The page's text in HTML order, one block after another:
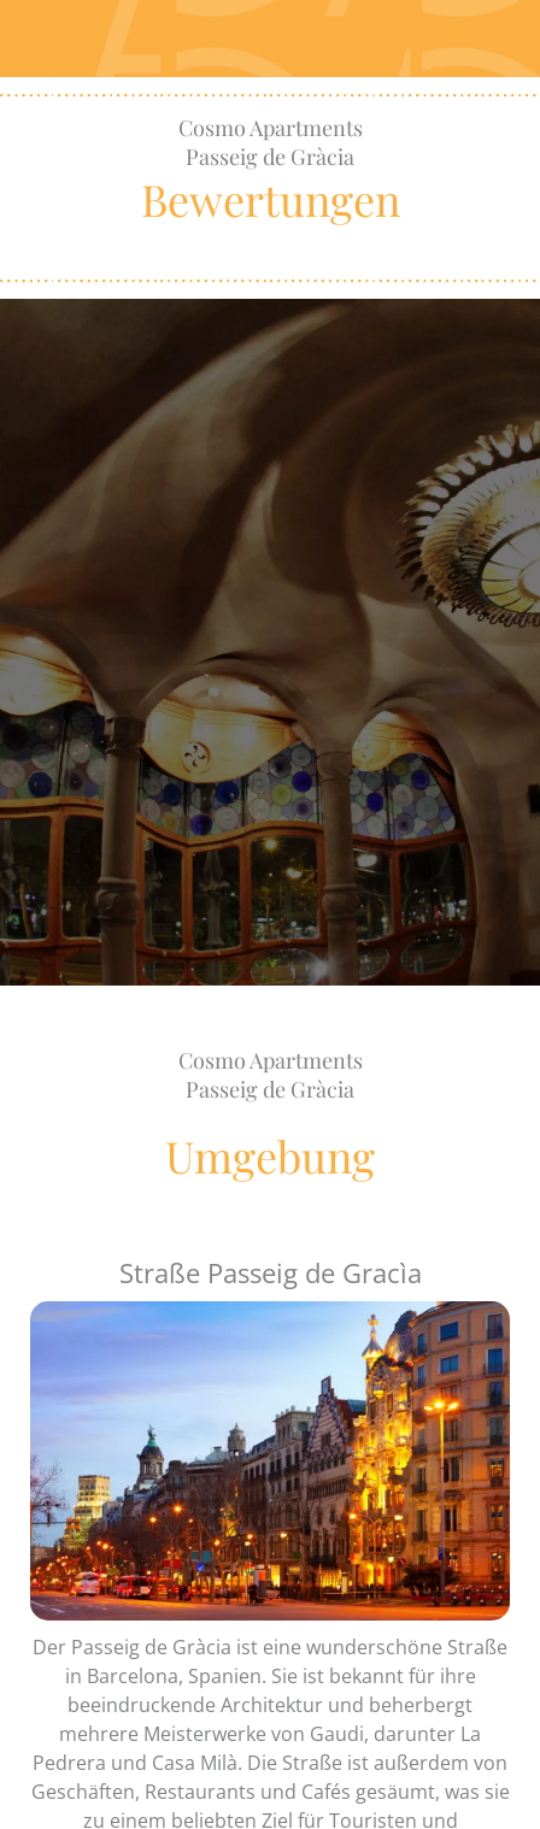
Cosmo Apartments
Passeig de Gràcia
Bewertungen
Cosmo Apartments
Passeig de Gràcia
Umgebung
Straße Passeig de Gracìa
Der Passeig de Gràcia ist eine wunderschöne Straße
in Barcelona, Spanien. Sie ist bekannt für ihre
beeindruckende Architektur und beherbergt
mehrere Meisterwerke von Gaudi, darunter La
Pedrera und Casa Milà. Die Straße ist außerdem von
Geschäften, Restaurants und Cafés gesäumt, was sie
zu einem beliebten Ziel für Touristen und